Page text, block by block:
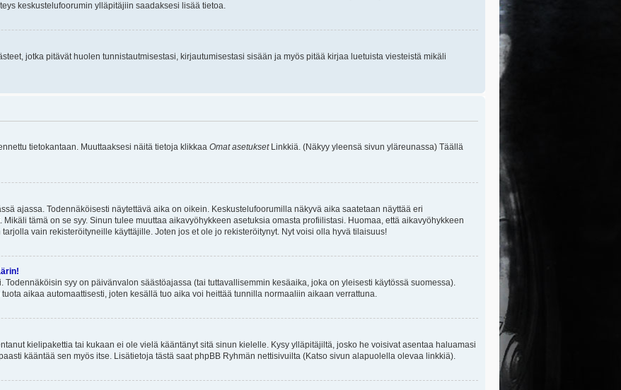
keskustelufoorumin ylläpitäjiin saadaksesi lisää tietoa.
jotka pitävät huolen tunnistautmisestasi, kirjautumisestasi sisään ja myös pitää kirjaa luetuista viesteistä mikäli
tietokantaan. Muuttaaksesi näitä tietoja klikkaa Omat asetuksetLinkkiä. (Näkyy yleensä sivun yläreunassa) Täällä
ajassa. Todennäköisesti näytettävä aika on oikein. Keskustelufoorumilla näkyvä aika saatetaan näyttää eri
tämä on se syy. Sinun tulee muuttaa aikavyöhykkeen asetuksia omasta profiilistasi. Huomaa, että aikavyöhykkeen
vain rekisteröityneille käyttäjille. Joten jos et ole jo rekisteröitynyt. Nyt voisi olla hyvä tilaisuus!
Todennäköisin syy on päivänvalon säästöajassa (tai tuttavallisemmin kesäaika, joka on yleisesti käytössä suomessa).
aikaa automaattisesti, joten kesällä tuo aika voi heittää tunnilla normaaliin aikaan verrattuna.
kielipakettia tai kukaan ei ole vielä kääntänyt sitä sinun kielelle. Kysy ylläpitäjiltä, josko he voisivat asentaa haluamasi
kääntää sen myös itse. Lisätietoja tästä saat phpBB Ryhmän nettisivuilta (Katso sivun alapuolella olevaa linkkiä).